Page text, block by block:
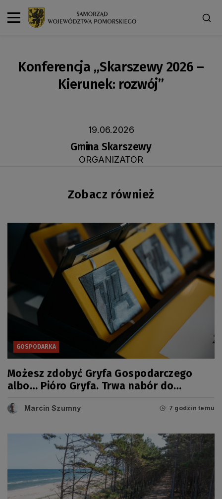
Konferencja „Skarszewy 2026 –
Kierunek: rozwój”
19.06.2026
Gmina Skarszewy
ORGANIZATOR
Zobacz również
GOSPODARKA
Możesz zdobyć Gryfa Gospodarczego
albo… Pióro Gryfa. Trwa nabór do
Marcin Szumny 7 godzin temu